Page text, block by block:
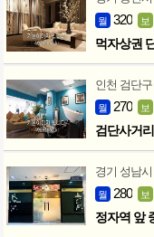
월 320 보
먹자상권
인천 검단구
월 270 보
경기 성남시
월 280 보
정자역 앞